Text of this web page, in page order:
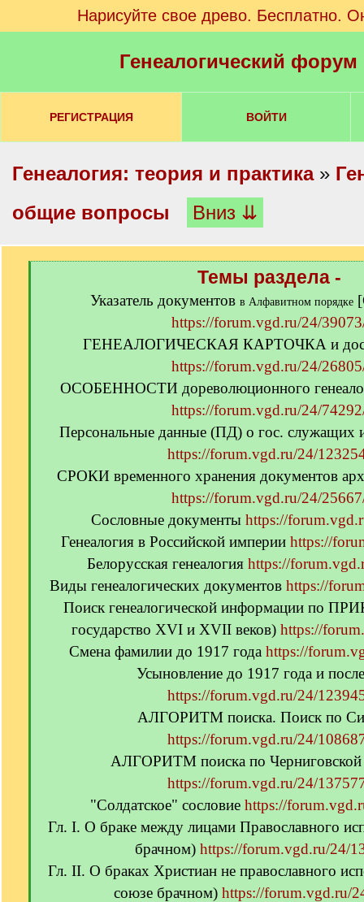
Нарисуйте свое древо. Бесплатно.
Генеалогический
РЕГИСТРАЦИЯ ВОЙТИ
Генеалогия: теория и практика»
общие вопросы
Вниз ⇊
Темы раздела -
Указатель документов в Алфавитном порядке
https://forum.vgd.ru/24/
ГЕНЕАЛОГИЧЕСКАЯ КАРТОЧКА и
https://forum.vgd.ru/24/
ОСОБЕННОСТИ дореволюционного
https://forum.vgd.ru/24/
Персональные данные (ПД) о гос. служащих
https://forum.vgd.ru/24/
СРОКИ временного хранения документов
https://forum.vgd.ru/24/
Сословные документы https://
Генеалогия в Российской империи https://
Белорусская генеалогия https://
Виды генеалогических документов https://
Поиск генеалогической информации по
государство XVI и XVII веков) https://
Смена фамилии до 1917 года https://
Усыновление до 1917 года и
https://forum.vgd.ru/24/
АЛГОРИТМ поиска. Поиск по
https://forum.vgd.ru/24/
АЛГОРИТМ поиска по Черниговской
https://forum.vgd.ru/24/
"Солдатское" сословие https://
Гл. I. О браке между лицами Православного
брачном) https://forum.vgd.ru/24/
Гл. II. О браках Христиан не православного
союзе брачном) https://forum.vgd.ru/